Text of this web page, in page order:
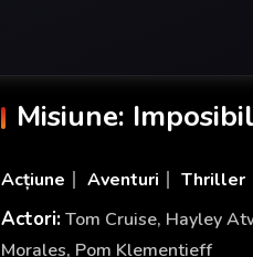
Misiune:
Acțiune Aventuri Thriller
Actori:Tom Cruise, Hayley
Morales, Pom Klementieff